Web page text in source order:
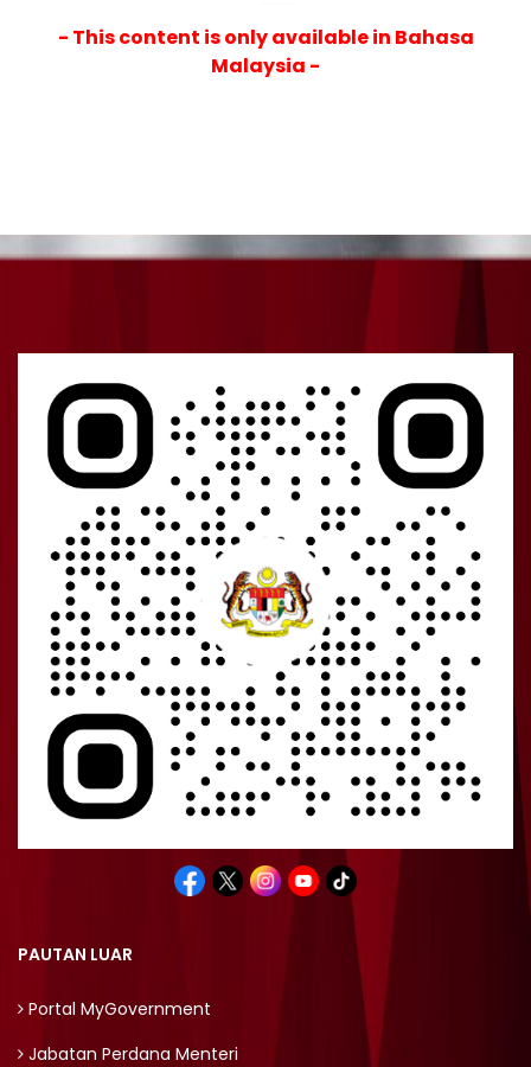
- This content is only available in Bahasa
Malaysia -
PAUTAN LUAR
Portal MyGovernment
Jabatan Perdana Menteri